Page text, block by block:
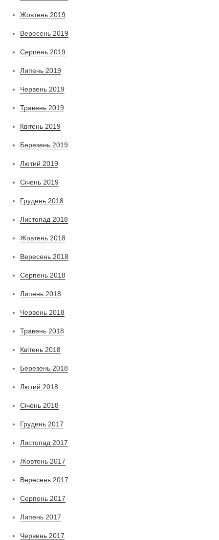
Жовтень 2019
Вересень 2019
Серпень 2019
Липень 2019
Червень 2019
Травень 2019
Квітень 2019
Березень 2019
Лютий 2019
Січень 2019
Грудень 2018
Листопад 2018
Жовтень 2018
Вересень 2018
Серпень 2018
Липень 2018
Червень 2018
Травень 2018
Квітень 2018
Березень 2018
Лютий 2018
Січень 2018
Грудень 2017
Листопад 2017
Жовтень 2017
Вересень 2017
Серпень 2017
Липень 2017
Червень 2017